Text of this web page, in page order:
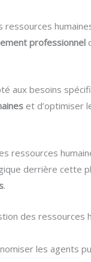
professionnel
aux besoins
et d’optimiser
ressources
derrière cette
.
des
les agents